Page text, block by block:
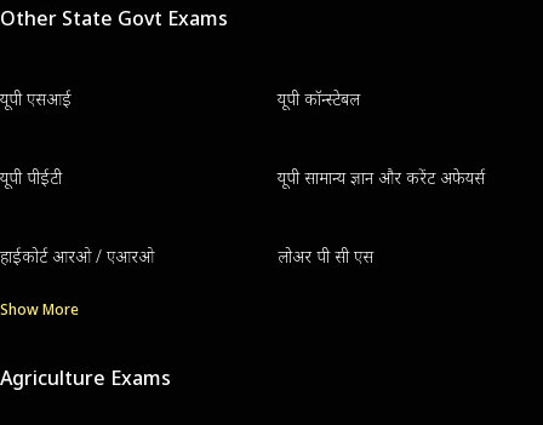
Other State Govt Exams
यूपी एसआई यूपी कॉन्स्टेबल
यूपी पीईटी यूपी सामान्य ज्ञान और करेंट अफेयर्स
हाईकोर्ट आरओ / एआरओ लोअर पी सी एस
Show More
Agriculture Exams